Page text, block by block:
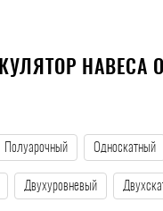
НАВЕСА
Полуарочный Односкатный
Двухуровневый